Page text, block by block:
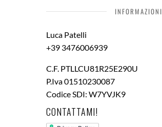
INFORMAZIONI
Luca Patelli
+39 3476006939
C.F. PTLLCU81R25E290U
P.Iva 01510230087
Codice SDI: W7YVJK9
CONTATTAMI!